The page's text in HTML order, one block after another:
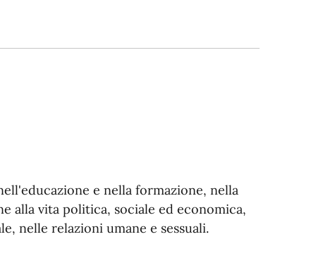
e nella formazione, nella
alla vita politica, sociale ed economica,
nelle relazioni umane e sessuali.